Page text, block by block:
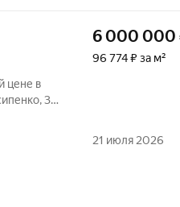
цене в
6 000 000
96 774 ₽ за м²
21 июля 2026